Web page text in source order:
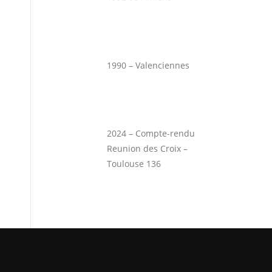
1990 – Valenciennes
2024 – Compte-rendu
Reunion des Croix –
Toulouse 136